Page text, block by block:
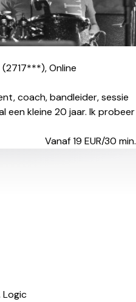
Online
coach, bandleider, sessie
een kleine 20 jaar. Ik probeer
Vanaf 19 EUR/30 min.
Logic